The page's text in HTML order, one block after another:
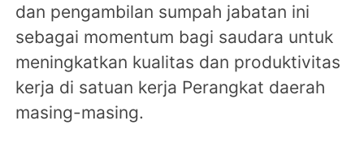
dan pengambilan sumpah jabatan ini
sebagai momentum bagi saudara untuk
meningkatkan kualitas dan produktivitas
kerja di satuan kerja Perangkat daerah
masing-masing.